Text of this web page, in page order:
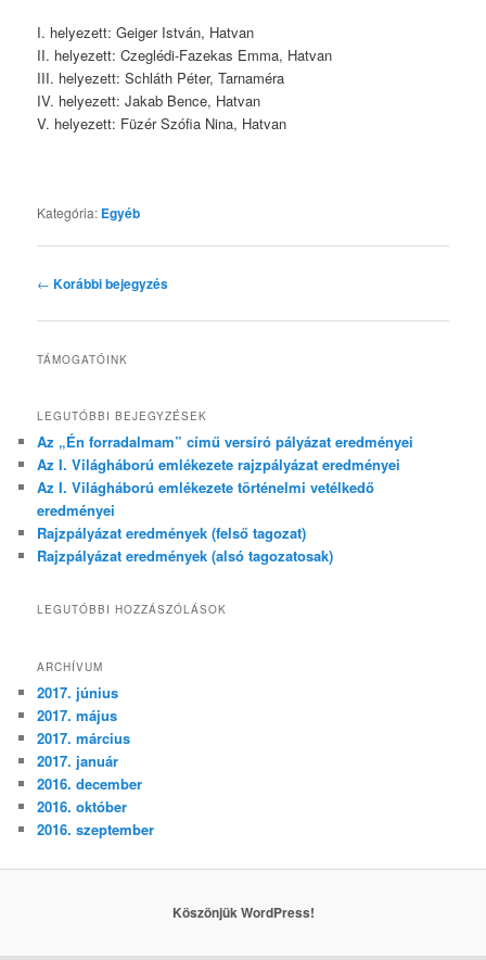
I. helyezett: Geiger István, Hatvan
II. helyezett: Czeglédi-Fazekas Emma, Hatvan
III. helyezett: Schláth Péter, Tarnaméra
IV. helyezett: Jakab Bence, Hatvan
V. helyezett: Füzér Szófia Nina, Hatvan
Kategória: Egyéb
Bejegyzés
← Korábbi bejegyzés
TÁMOGATÓINK
LEGUTÓBBI BEJEGYZÉSEK
Az „Én forradalmam” című versíró pályázat eredményei
Az I. Világháború emlékezete rajzpályázat eredményei
Az I. Világháború emlékezete történelmi vetélkedő
eredményei
Rajzpályázat eredmények (felső tagozat)
Rajzpályázat eredmények (alsó tagozatosak)
LEGUTÓBBI HOZZÁSZÓLÁSOK
ARCHÍVUM
2017. június
2017. május
2017. március
2017. január
2016. december
2016. október
2016. szeptember
Köszönjük WordPress!